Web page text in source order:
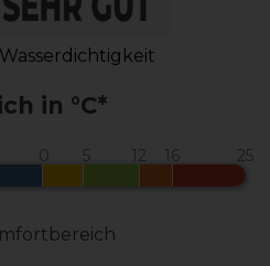
Wasserdichtigkeit
in °C*